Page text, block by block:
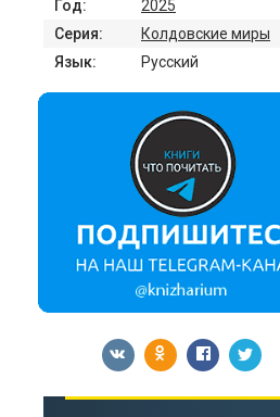
Год:
2025
Серия:
Колдовские миры
Язык:
Русский